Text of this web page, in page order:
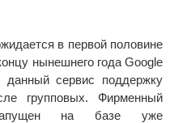
в первой половине
нынешнего года Google
данный сервис поддержку
групповых. Фирменный
на базе уже